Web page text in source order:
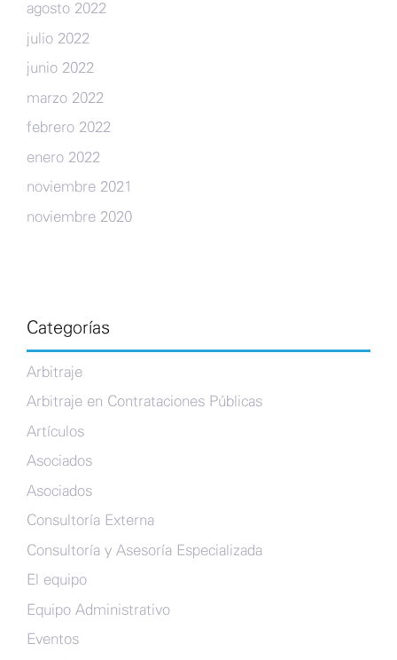
agosto 2022
julio 2022
junio 2022
marzo 2022
febrero 2022
enero 2022
noviembre 2021
noviembre 2020
Categorías
Arbitraje
Arbitraje en Contrataciones Públicas
Artículos
Asociados
Asociados
Consultoría Externa
Consultoría y Asesoría Especializada
El equipo
Equipo Administrativo
Eventos